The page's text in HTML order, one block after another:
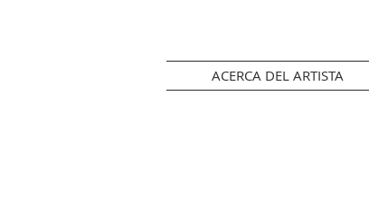
ACERCA DEL ARTISTA